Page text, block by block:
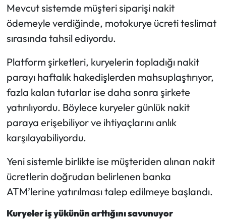
Mevcut sistemde müşteri siparişi nakit
ödemeyle verdiğinde, motokurye ücreti teslimat
sırasında tahsil ediyordu.
Platform şirketleri, kuryelerin topladığı nakit
parayı haftalık hakedişlerden mahsuplaştırıyor,
fazla kalan tutarlar ise daha sonra şirkete
yatırılıyordu. Böylece kuryeler günlük nakit
paraya erişebiliyor ve ihtiyaçlarını anlık
karşılayabiliyordu.
Yeni sistemle birlikte ise müşteriden alınan nakit
ücretlerin doğrudan belirlenen banka
ATM’lerine yatırılması talep edilmeye başlandı.
Kuryeler iş yükünün arttığını savunuyor
Resmi İlan
Resmi Reklam
Sağlık
Siyaset
Spor
Turizm
Uğurludağ Haberleri